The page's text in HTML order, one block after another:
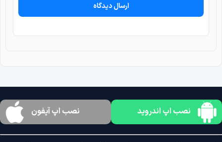
ارسال دیدگاه
نصب اپ اندروید نصب اپ آیفون